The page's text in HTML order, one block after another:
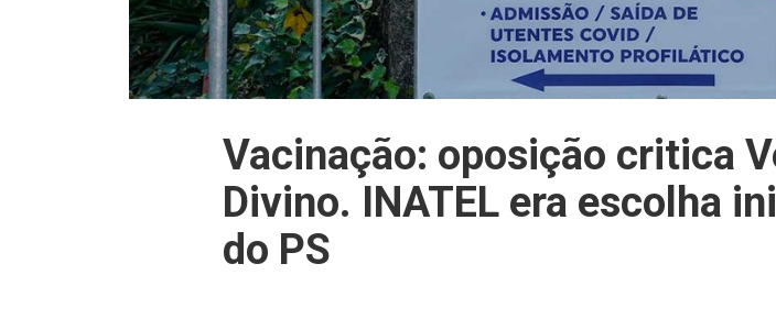
Vacinação: oposição critica
Divino. INATEL era escolha
do PS